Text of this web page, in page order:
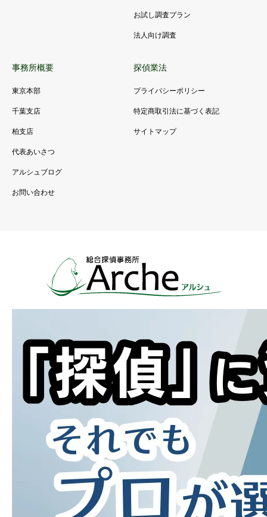
お試し調査プラン
法人向け調査
事務所概要
東京本部
千葉支店
柏支店
代表あいさつ
アルシュブログ
お問い合わせ
探偵業法
プライバシーポリシー
特定商取引法に基づく表記
サイトマップ